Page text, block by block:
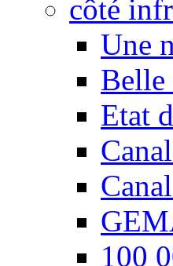
côté
Une
Belle
Etat
100